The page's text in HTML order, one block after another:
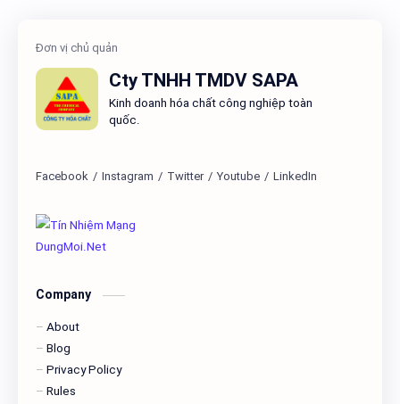
Cty TNHH TMDV SAPA
Kinh doanh hóa chất công nghiệp toàn
quốc.
Company
About
Blog
Privacy Policy
Rules